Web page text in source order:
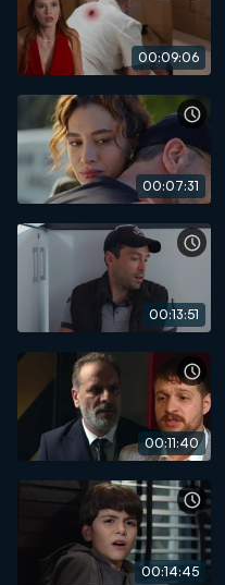
00:09:06
00:07:31
00:13:51
00:11:40
00:14:45